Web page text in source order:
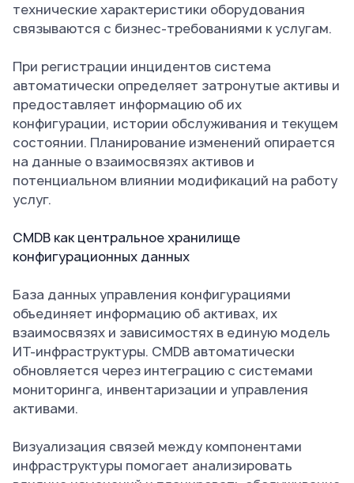
технические характеристики оборудования
связываются с бизнес-требованиями к услугам.
При регистрации инцидентов система
автоматически определяет затронутые активы и
предоставляет информацию об их
конфигурации, истории обслуживания и текущем
состоянии. Планирование изменений опирается
на данные о взаимосвязях активов и
потенциальном влиянии модификаций на работу
услуг.
CMDB как центральное хранилище
конфигурационных данных
База данных управления конфигурациями
объединяет информацию об активах, их
взаимосвязях и зависимостях в единую модель
ИТ-инфраструктуры. CMDB автоматически
обновляется через интеграцию с системами
мониторинга, инвентаризации и управления
активами.
Визуализация связей между компонентами
инфраструктуры помогает анализировать